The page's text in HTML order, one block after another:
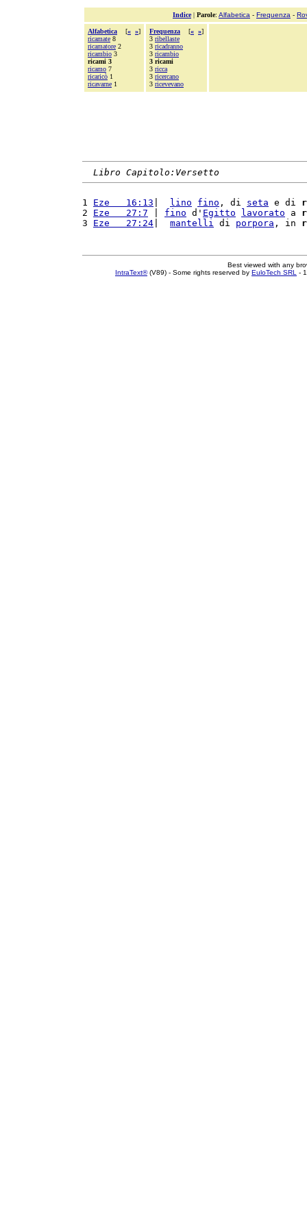
Indice| Parole: Alfabetica - Frequenza -
Alfabetica [« »]
ricamate 8
ricamatore 2
ricambio 3
ricami 3
ricamo 7
ricaricò 1
ricavarne 1
Frequenza [« »]
3 ribellaste
3 ricadranno
3 ricambio
3 ricami
3 ricca
3 ricercano
3 ricevevano
Libro Capitolo:Versetto
1 Eze   16:13 lino fino , di seta e di
2 Eze   27:7 fino d' Egitto lavorato a
3 Eze   27:24 mantelli di porpora , in
Best viewed with any
IntraText®(V89) - Some rights reserved by EuloTech SRL -